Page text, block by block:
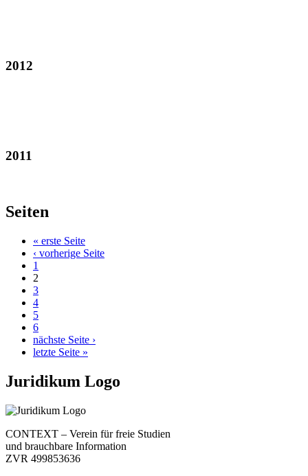
2012
2011
Seiten
« erste Seite
‹ vorherige Seite
1
2
3
4
5
6
nächste Seite ›
letzte Seite »
Juridikum Logo
CONTEXT – Verein für freie Studien
und brauchbare Information
ZVR 499853636